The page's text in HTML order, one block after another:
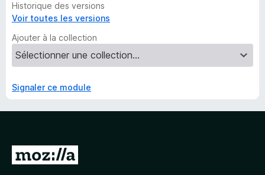
Historique des versions
Voir toutes les versions
Ajouter à la collection
Signaler ce module
A